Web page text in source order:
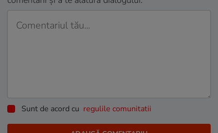
Sunt de acord cu regulile comunitatii